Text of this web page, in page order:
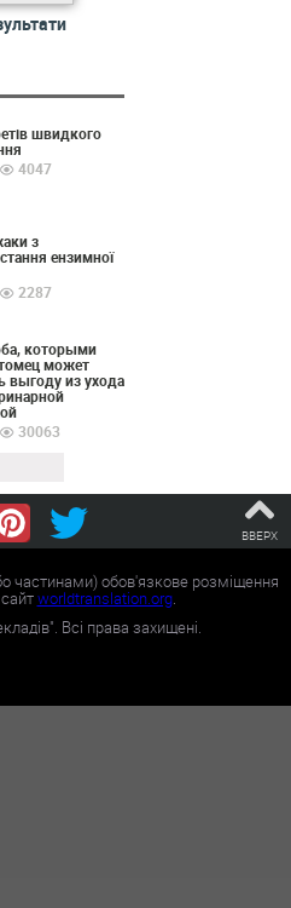
швидкого
4047
з
ензимної
2287
которыми
может
выгоду из ухода
30063
ВВЕРХ
частинами) обов'язкове розміщення
worldtranslation.org.
Всі права захищені.